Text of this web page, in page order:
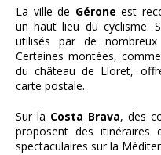
La ville de Géroneest
un haut lieu du cyclisme.
utilisés par de nombreux
Certaines montées,
du château de Lloret,
carte postale.
Sur la Costa Brava, des
proposent des itinéraires
spectaculaires sur la